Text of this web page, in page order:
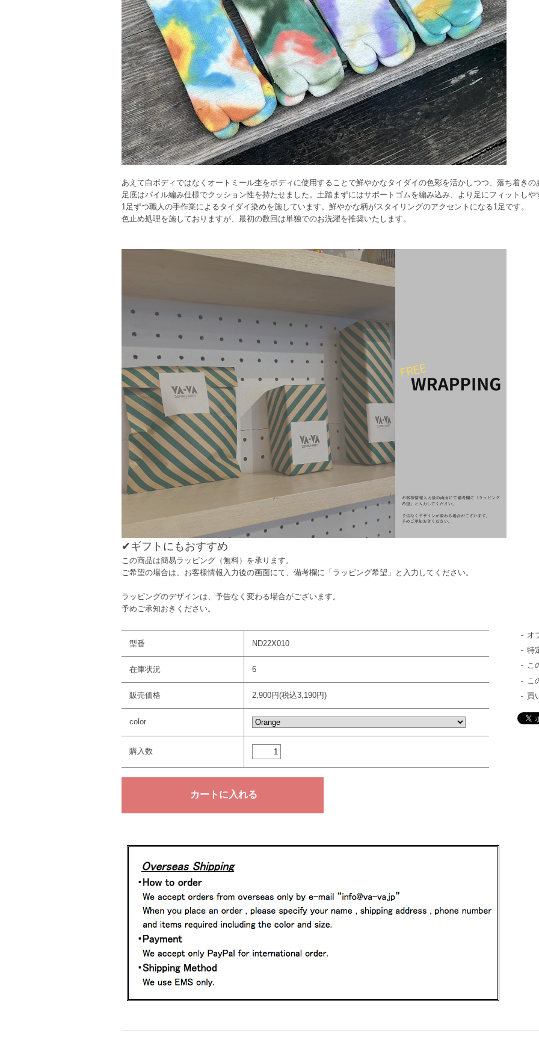
あえて白ボディではなくオートミール杢をボディに使用することで鮮やかなタイダイの色彩を活かしつつ、落ち着きの
足底はパイル編み仕様でクッション性を持たせました。土踏まずにはサポートゴムを編み込み、より足にフィットしや
1足ずつ職人の手作業によるタイダイ染めを施しています。鮮やかな柄がスタイリングのアクセントになる1足です。
色止め処理を施しておりますが、最初の数回は単独でのお洗濯を推奨いたします。
✔︎ギフトにもおすすめ
この商品は簡易ラッピング（無料）を承ります。
ご希望の場合は、お客様情報入力後の画面にて、備考欄に「ラッピング希望」と入力してください。
ラッピングのデザインは、予告なく変わる場合がございます。
予めご承知おきください。
型番 ND22X010
在庫状況 6
販売価格 2,900円(税込3,190円)
color
購入数
オ
特
こ
こ
買